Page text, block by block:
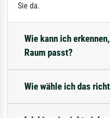
Sie da.
Wie kann ich
Raum passt?
Wie wähle ich das